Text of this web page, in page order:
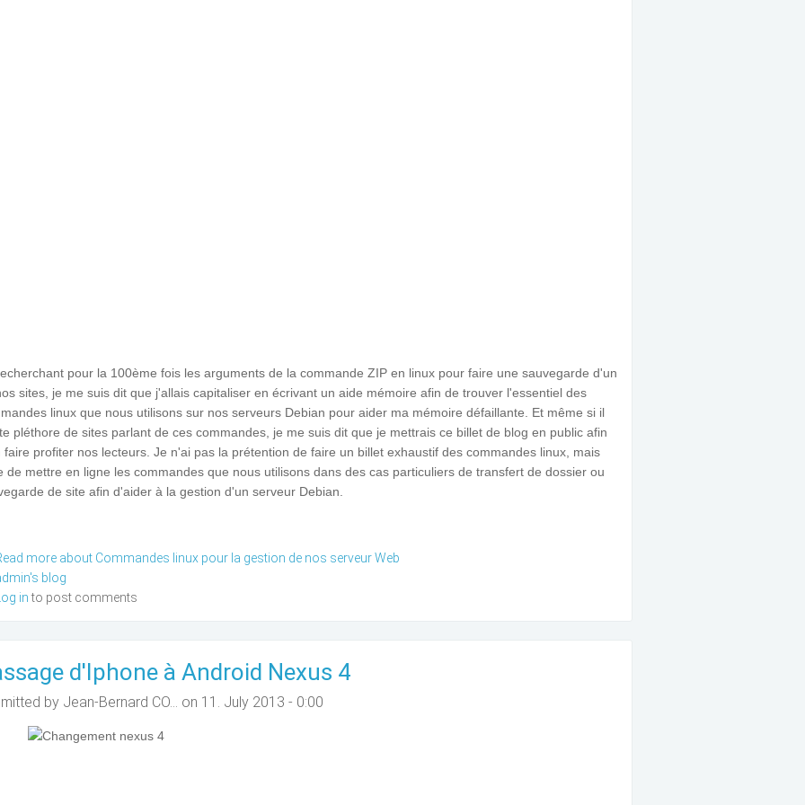
pour la 100ème fois les arguments de la commande ZIP en linux pour faire une sauvegarde d'un
sites, je me suis dit que j'allais capitaliser en écrivant un aide mémoire afin de trouver l'essentiel des
linux que nous utilisons sur nos serveurs Debian pour aider ma mémoire défaillante. Et même si il
pléthore de sites parlant de ces commandes, je me suis dit que je mettrais ce billet de blog en public afin
faire profiter nos lecteurs. Je n'ai pas la prétention de faire un billet exhaustif des commandes linux, mais
de mettre en ligne les commandes que nous utilisons dans des cas particuliers de transfert de dossier ou
de site afin d'aider à la gestion d'un serveur Debian.
more about Commandes linux pour la gestion de nos serveur Web
blog
Log into post comments
d'Iphone à Android Nexus 4
by Jean-Bernard CO... on 11. July 2013 - 0:00